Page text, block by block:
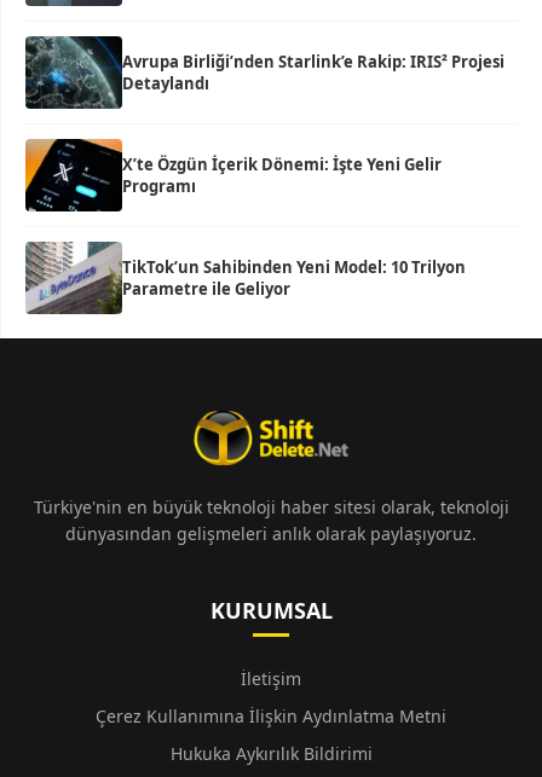
Avrupa Birliği’nden Starlink’e Rakip: IRIS² Projesi
Detaylandı
X’te Özgün İçerik Dönemi: İşte Yeni Gelir
Programı
TikTok’un Sahibinden Yeni Model: 10 Trilyon
Parametre ile Geliyor
Türkiye'nin en büyük teknoloji haber sitesi olarak, teknoloji
dünyasından gelişmeleri anlık olarak paylaşıyoruz.
KURUMSAL
İletişim
Çerez Kullanımına İlişkin Aydınlatma Metni
Hukuka Aykırılık Bildirimi